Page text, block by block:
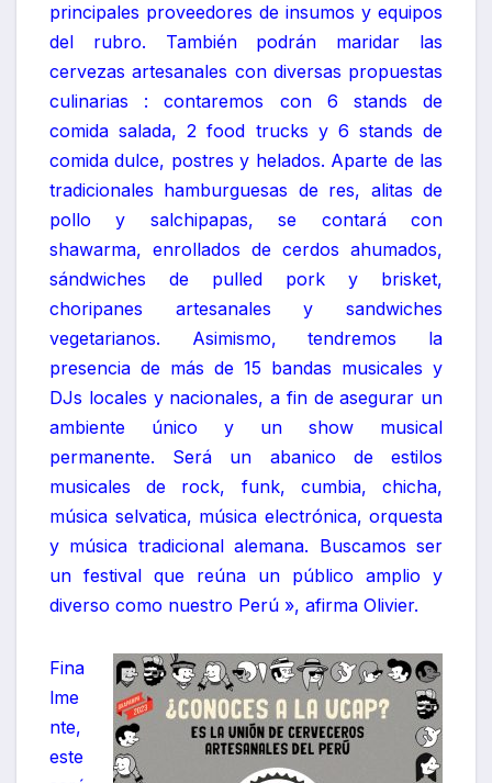
principales proveedores de insumos y equipos
del rubro. También podrán maridar las
cervezas artesanales con diversas propuestas
culinarias : contaremos con 6 stands de
comida salada, 2 food trucks y 6 stands de
comida dulce, postres y helados. Aparte de las
tradicionales hamburguesas de res, alitas de
pollo y salchipapas, se contará con
shawarma, enrollados de cerdos ahumados,
sándwiches de pulled pork y brisket,
choripanes artesanales y sandwiches
vegetarianos. Asimismo, tendremos la
presencia de más de 15 bandas musicales y
DJs locales y nacionales, a fin de asegurar un
ambiente único y un show musical
permanente. Será un abanico de estilos
musicales de rock, funk, cumbia, chicha,
música selvatica, música electrónica, orquesta
y música tradicional alemana. Buscamos ser
un festival que reúna un público amplio y
diverso como nuestro Perú », afirma Olivier.
Fina
lme
nte,
este